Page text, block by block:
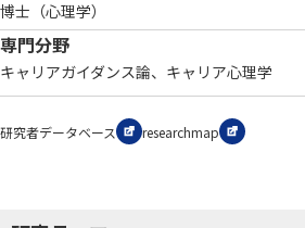
博士（心理学）
専門分野
キャリアガイダンス論、キャリア心理学
研究者データベース researchmap